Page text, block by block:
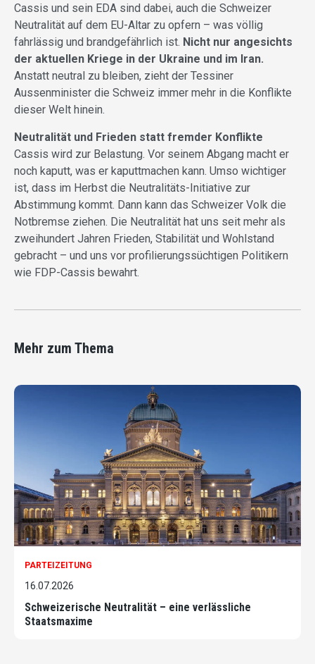
Cassis und sein EDA sind dabei, auch die Schweizer
Neutralität auf dem EU-Altar zu opfern – was völlig
fahrlässig und brandgefährlich ist. Nicht nur angesichts
der aktuellen Kriege in der Ukraine und im Iran.
Anstatt neutral zu bleiben, zieht der Tessiner
Aussenminister die Schweiz immer mehr in die Konflikte
dieser Welt hinein.
Neutralität und Frieden statt fremder Konflikte
Cassis wird zur Belastung. Vor seinem Abgang macht er
noch kaputt, was er kaputtmachen kann. Umso wichtiger
ist, dass im Herbst die Neutralitäts-Initiative zur
Abstimmung kommt. Dann kann das Schweizer Volk die
Notbremse ziehen. Die Neutralität hat uns seit mehr als
zweihundert Jahren Frieden, Stabilität und Wohlstand
gebracht – und uns vor profilierungssüchtigen Politikern
wie FDP-Cassis bewahrt.
Mehr zum Thema
PARTEIZEITUNG
16.07.2026
Schweizerische Neutralität – eine verlässliche
Staatsmaxime